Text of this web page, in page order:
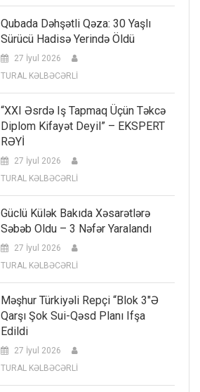
Qubada Dəhşətli Qəza: 30 Yaşlı
Sürücü Hadisə Yerində Öldü
27 İyul 2026
TURAL KƏLBƏCƏRLİ
“XXI Əsrdə Iş Tapmaq Üçün Təkcə
Diplom Kifayət Deyil” – EKSPERT
RƏYİ
27 İyul 2026
TURAL KƏLBƏCƏRLİ
Güclü Külək Bakıda Xəsarətlərə
Səbəb Oldu – 3 Nəfər Yaralandı
27 İyul 2026
TURAL KƏLBƏCƏRLİ
Məşhur Türkiyəli Repçi “Blok 3″ə
Qarşı Şok Sui-Qəsd Planı Ifşa
Edildi
27 İyul 2026
TURAL KƏLBƏCƏRLİ